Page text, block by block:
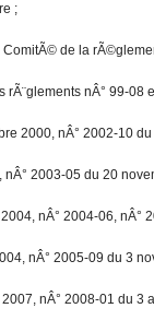
;
de la
nÂ° 99-08
2000, nÂ° 2002-10
2003-05 du 20
nÂ° 2004-06, nÂ°
nÂ° 2005-09 du 3
nÂ° 2008-01 du 3